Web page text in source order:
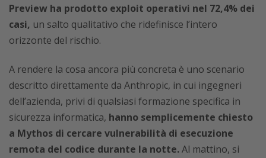
Preview ha prodotto exploit operativi nel 72,4% dei
casi, un salto qualitativo che ridefinisce l’intero
orizzonte del rischio.
A rendere la cosa ancora più concreta è uno scenario
descritto direttamente da Anthropic, in cui ingegneri
dell’azienda, privi di qualsiasi formazione specifica in
sicurezza informatica, hanno semplicemente chiesto
a Mythos di cercare vulnerabilità di esecuzione
remota del codice durante la notte.Al mattino, si